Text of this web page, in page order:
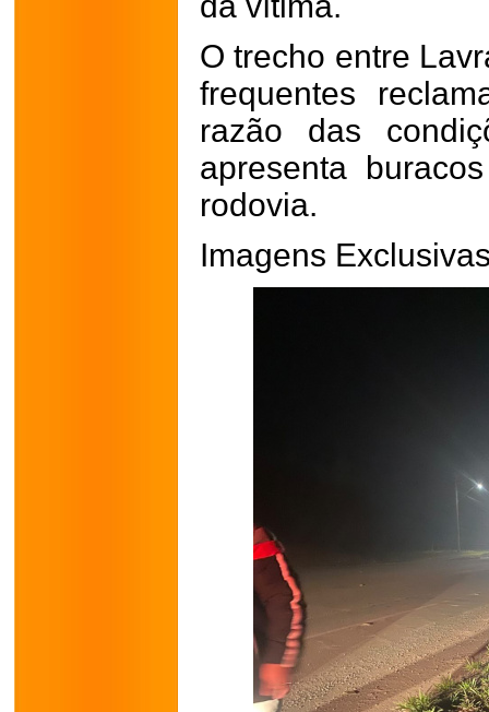
O trecho entre
frequentes
razão das
apresenta
rodovia.
Imagens